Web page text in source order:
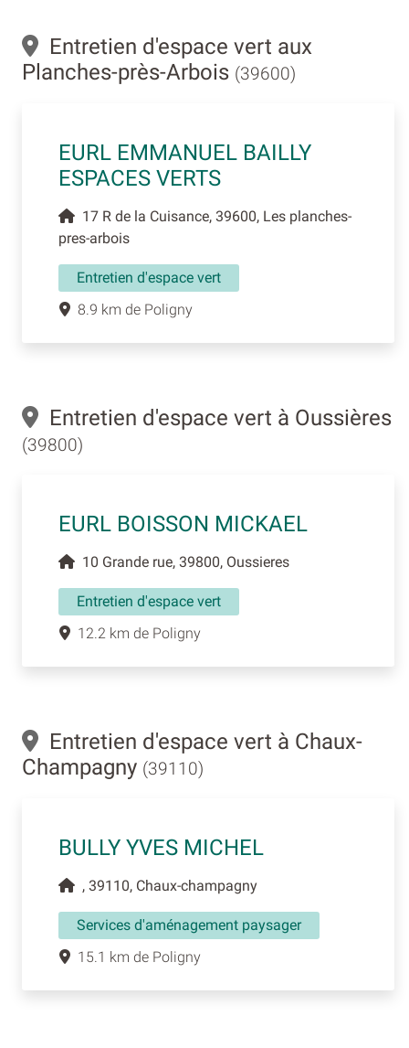
Entretien d'espace vert aux
Planches-près-Arbois (39600)
EURL EMMANUEL BAILLY
ESPACES VERTS
17 R de la Cuisance, 39600, Les planches-
pres-arbois
Entretien d'espace vert
8.9 km de Poligny
Entretien d'espace vert à Oussières
(39800)
EURL BOISSON MICKAEL
10 Grande rue, 39800, Oussieres
Entretien d'espace vert
12.2 km de Poligny
Entretien d'espace vert à Chaux-
Champagny (39110)
BULLY YVES MICHEL
, 39110, Chaux-champagny
Services d'aménagement paysager
15.1 km de Poligny